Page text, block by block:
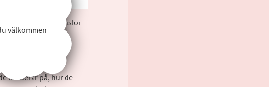
upplevelser och känslor
till barnets
med
funderar på, hur de
välkommen